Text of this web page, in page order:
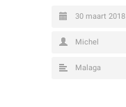
30 maart 2018
Michel
Malaga